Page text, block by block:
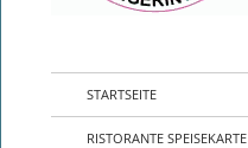
Kleinraigering – Amberg –
STARTSEITE
RISTORANTE SPEISEKARTE